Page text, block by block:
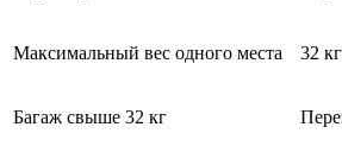
Максимальный вес одного места 32 кг
Багаж свыше 32 кг